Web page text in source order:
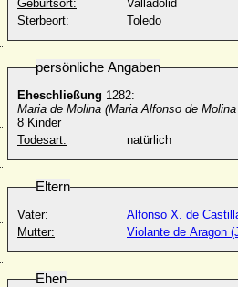
Geburtsort:
Valladolid
Sterbeort:
Toledo
persönliche Angaben
Eheschließung 1282:
Maria de Molina (Maria Alfonso de
8 Kinder
Todesart:
natürlich
Eltern
Vater:
Alfonso X. de
Mutter:
Violante de Aragon
Ehen